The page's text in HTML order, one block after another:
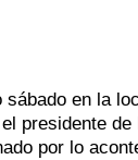
en la
presidente
por lo